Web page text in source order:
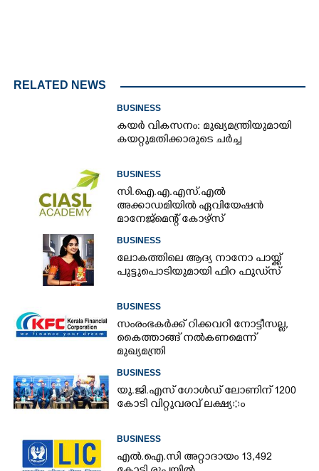
RELATED NEWS
BUSINESS
കയർ വികസനം: മുഖ്യമന്ത്രിയുമായി
കയറ്റുമതിക്കാരുടെ ചർച്ച
BUSINESS
സി.ഐ.എ.എസ്.എൽ
അക്കാഡമിയിൽ ഏവിയേഷൻ
മാനേജ്മെന്റ് കോഴ്സ്
BUSINESS
ലോകത്തിലെ ആദ്യ നാനോ പായ്ക്ക്
പുട്ടുപൊടിയുമായി ഫിറ ഫുഡ്‌സ്
BUSINESS
സംരംഭകർക്ക് റിക്കവറി നോട്ടീസല്ല,
കൈത്താങ്ങ് നൽകണമെന്ന്
മുഖ്യമന്ത്രി
BUSINESS
യു.​ജി.​എ​സ് ​ഗോ​ൾ​ഡ് ​ലോണിന് 1200​ ​
കോ​ടി​ ​വി​റ്റു​വ​ര​വ് ​ല​ക്ഷ്യ​ം
BUSINESS
എൽ.ഐ.സി അറ്റാദായം 13,492